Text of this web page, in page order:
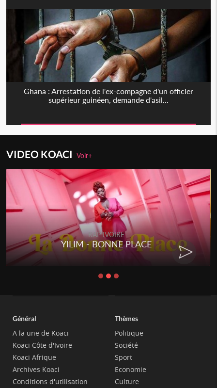
Ghana : Arrestation de l'ex-compagne d'un officier
supérieur guinéen, demande d'asil...
VIDEO KOACIVoir+
RAP IVOIRE
YILIM - BONNE PLACE
Général
A la une de Koaci
Koaci Côte d'Ivoire
Koaci Afrique
Archives Koaci
Conditions d'utilisation
Thèmes
Politique
Société
Sport
Economie
Culture